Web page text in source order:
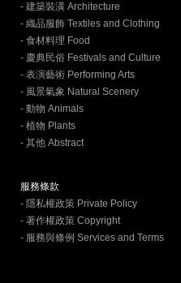
- 建築裝潢 Architecture
- 織品服飾 Textiles and Clothing
- 食材料理 Food
- 慶典民俗 Festivals and Culture
- 表演藝術 Performing Arts
- 風景氣象 Natural Scenery
- 動物 Animals
- 植物 Plants
- 其他 Abstract
服務條款
- 隱私權政策 Private Policy
- 著作權政策 Copyright
- 服務與條例 Services and Terms